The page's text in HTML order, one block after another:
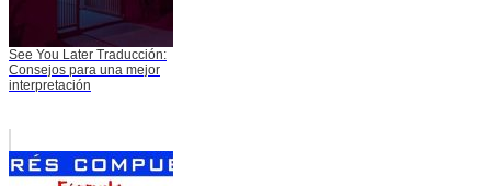
See You Later Traducción:
Consejos para una mejor
interpretación